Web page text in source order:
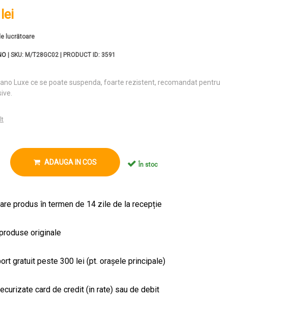
lucrătoare
| SKU: M/T28GC02 | PRODUCT ID: 3591
Luxe ce se poate suspenda, foarte rezistent, recomandat pentru
ADAUGA IN COS În stoc
produs în termen de 14 zile de la recepție
originale
gratuit peste 300 lei (pt. orașele principale)
card de credit (in rate) sau de debit